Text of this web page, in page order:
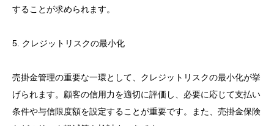
することが求められます。
5. クレジットリスクの最小化
売掛金管理の重要な一環として、クレジットリスクの最小化が挙
げられます。顧客の信用力を適切に評価し、必要に応じて支払い
条件や与信限度額を設定することが重要です。また、売掛金保険